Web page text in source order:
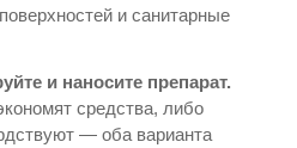
и санитарные
и наносите препарат.
средства, либо
— оба варианта